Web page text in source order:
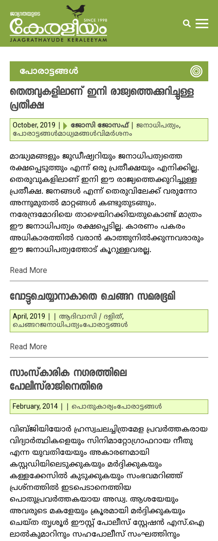
പോരാട്ടങ്ങള്‍
തെരുവുകളിലാണ് ഇനി രാജ്യത്തെക്കുറിച്ചുള്ള
പ്രതീക്ഷ
October, 2019 ജോസി ജോസഫ്‌ ജനാധിപത്യം,
പോരാട്ടങ്ങള്‍മാധ്യമങ്ങള്‍വിമര്‍ശനം
മാദ്ധ്യമങ്ങളും ജുഡീഷ്യറിയും ജനാധിപത്യത്തെ
രക്ഷപ്പെടുത്തും എന്ന് ഒരു പ്രതീക്ഷയും എനിക്കില്ല.
തെരുവുകളിലാണ് ഇനി ഈ രാജ്യത്തെക്കുറിച്ചുള്ള
പ്രതീക്ഷ. ജനങ്ങള്‍ എന്ന് തെരുവിലേക്ക് വരുന്നോ
അന്നുമുതല്‍ മാറ്റങ്ങള്‍ കണ്ടുതുടങ്ങും.
നരേന്ദ്രമോദിയെ താഴെയിറക്കിയതുകൊണ്ട് മാത്രം
ഈ ജനാധിപത്യം രക്ഷപ്പെടില്ല. കാരണം പകരം
അധികാരത്തില്‍ വരാന്‍ കാത്തുനില്‍ക്കുന്നവരാരും
ഈ ജനാധിപത്യത്തോട് കൂറുള്ളവരല്ല.
Read More
വോട്ടുചെയ്യാനാകാതെ ചെങ്ങറ സമരഭൂമി
April, 2019 ആദിവാസി / ദളിത്‌,
ചെങ്ങറജനാധിപത്യംപോരാട്ടങ്ങള്‍
Read More
സാംസ്‌കാരിക നഗരത്തിലെ
പോലീസ്‌രാജിനെതിരെ
February, 2014 പൊതുകാര്യംപോരാട്ടങ്ങള്‍
വിബ്ജിയിയോര്‍ ഹ്രസ്വചലച്ചിത്രമേള പ്രവര്‍ത്തകരായ
വിദ്യാര്‍ത്ഥികളെയും സിനിമാറ്റോഗ്രാഫറായ നീതു
എന്ന യുവതിയേയും അകാരണമായി
കസ്റ്റഡിയിലെടുക്കുകയും മര്‍ദ്ദിക്കുകയും
കള്ളക്കേസില്‍ കുടുക്കുകയും സംഭവമറിഞ്ഞ്
പ്രശ്‌നത്തില്‍ ഇടപെടാനെത്തിയ
പൊതുപ്രവര്‍ത്തകയായ അഡ്വ. ആശയേയും
അവരുടെ മകളേയും ക്രൂരമായി മര്‍ദ്ദിക്കുകയും
ചെയ്ത തൃശൂര്‍ ഈസ്റ്റ് പോലീസ് സ്റ്റേഷന്‍ എസ്.ഐ
ലാല്‍കുമാറിനും സഹപോലീസ് സംഘത്തിനും